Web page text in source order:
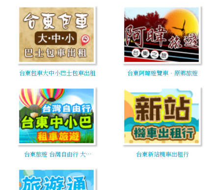
台東包車大中小巴士包車出租 台東阿暐遊覽車‧原鄉旅遊
台東旅遊 台灣自由行 大… 台東新站機車出租行